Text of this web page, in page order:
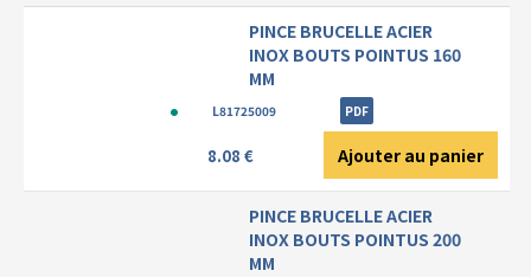
PINCE BRUCELLE ACIER
INOX BOUTS POINTUS 160
MM
L81725009 PDF
8.08 € Ajouter au panier
PINCE BRUCELLE ACIER
INOX BOUTS POINTUS 200
MM